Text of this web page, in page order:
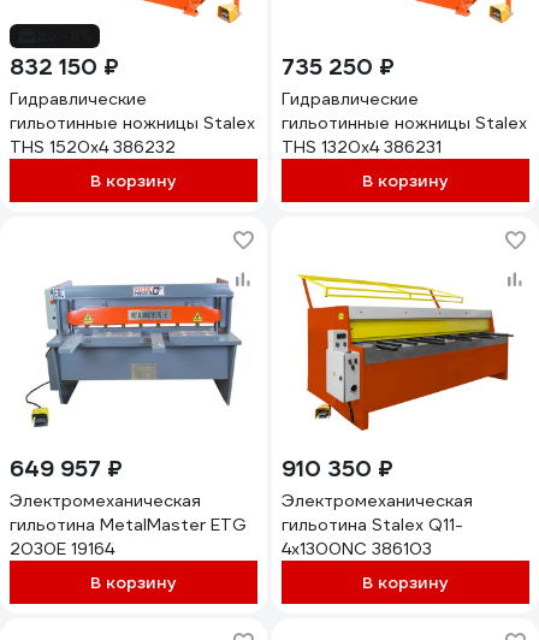
832 150 ₽
Гидравлические
гильотинные ножницы Stalex
THS 1520x4 386232
В корзину
735 250 ₽
Гидравлические
гильотинные ножницы Stalex
THS 1320x4 386231
В корзину
649 957 ₽
Электромеханическая
гильотина MetalMaster ETG
2030E 19164
В корзину
910 350 ₽
Электромеханическая
гильотина Stalex Q11-
4x1300NC 386103
В корзину